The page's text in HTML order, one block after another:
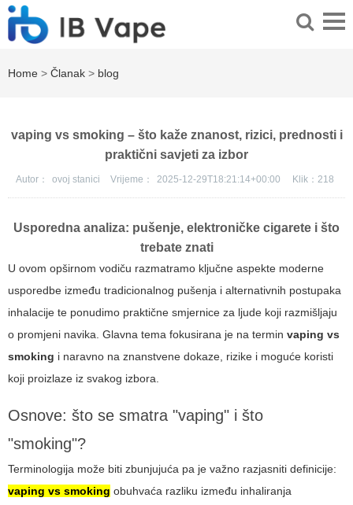
Home > Članak > blog
vaping vs smoking – što kaže znanost, rizici, prednosti i
praktični savjeti za izbor
Autor： ovoj stanici Vrijeme： 2025-12-29T18:21:14+00:00 Klik： 218
Usporedna analiza: pušenje, elektroničke cigarete i što
trebate znati
U ovom opširnom vodiču razmatramo ključne aspekte moderne
usporedbe između tradicionalnog pušenja i alternativnih postupaka
inhalacije te ponudimo praktične smjernice za ljude koji razmišljaju
o promjeni navika. Glavna tema fokusirana je na termin vaping vs
smoking i naravno na znanstvene dokaze, rizike i moguće koristi
koji proizlaze iz svakog izbora.
Osnove: što se smatra "vaping" i što
"smoking"?
Terminologija može biti zbunjujuća pa je važno razjasniti definicije:
vaping vs smoking obuhvaća razliku između inhaliranja